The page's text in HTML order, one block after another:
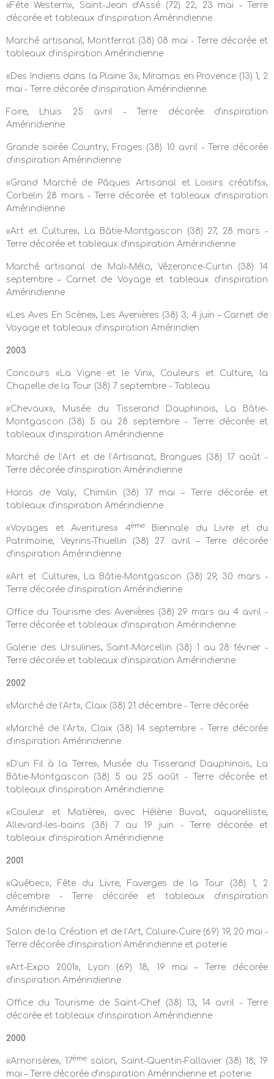
«Fête Western», Saint-Jean d’Assé (72) 22, 23 mai - Terre
décorée et tableaux d’inspiration Amérindienne
Marché artisanal, Montferrat (38) 08 mai - Terre décorée et
tableaux d’inspiration Amérindienne
«Des Indiens dans la Plaine 3», Miramas en Provence (13) 1, 2
mai - Terre décorée d’inspiration Amérindienne
Foire, Lhuis 25 avril - Terre décorée d’inspiration
Amérindienne
Grande soirée Country, Froges (38) 10 avril - Terre décorée
d’inspiration Amérindienne
«Grand Marché de Pâques Artisanal et Loisirs créatifs»,
Corbelin 28 mars - Terre décorée et tableaux d’inspiration
Amérindienne
«Art et Culture», La Bâtie-Montgascon (38) 27, 28 mars -
Terre décorée et tableaux d’inspiration Amérindienne
Marché artisanal de Mali-Mélo, Vézeronce-Curtin (38) 14
septembre – Carnet de Voyage et tableaux d’inspiration
Amérindienne
«Les Aves En Scène», Les Avenières (38) 3, 4 juin – Carnet de
Voyage et tableaux d’inspiration Amérindien
2003
Concours «La Vigne et le Vin», Couleurs et Culture, la
Chapelle de la Tour (38) 7 septembre - Tableau
«Chevaux», Musée du Tisserand Dauphinois, La Bâtie-
Montgascon (38) 5 au 28 septembre - Terre décorée et
tableaux d’inspiration Amérindienne
Marché de l’Art et de l’Artisanat, Brangues (38) 17 août -
Terre décorée d’inspiration Amérindienne
Haras de Valy, Chimilin (38) 17 mai – Terre décorée et
tableaux d’inspiration Amérindienne
«Voyages et Aventures» 4èmeBiennale du Livre et du
Patrimoine, Veyrins-Thuellin (38) 27 avril – Terre décorée
d’inspiration Amérindienne
«Art et Culture», La Bâtie-Montgascon (38) 29, 30 mars -
Terre décorée d’inspiration Amérindienne
Office du Tourisme des Avenières (38) 29 mars au 4 avril -
Terre décorée et tableaux d’inspiration Amérindienne
Galerie des Ursulines, Saint-Marcellin (38) 1 au 28 février -
Terre décorée et tableaux d’inspiration Amérindienne
2002
«Marché de l’Art», Claix (38) 21 décembre - Terre décorée
«Marché de l’Art», Claix (38) 14 septembre - Terre décorée
d’inspiration Amérindienne
«D’un Fil à la Terre», Musée du Tisserand Dauphinois, La
Bâtie-Montgascon (38) 5 au 25 août - Terre décorée et
tableaux d’inspiration Amérindienne
«Couleur et Matière», avec Hélène Buvat, aquarelliste,
Allevard-les-bains (38) 7 au 19 juin - Terre décorée et
tableaux d’inspiration Amérindienne
2001
«Québec», Fête du Livre, Faverges de la Tour (38) 1, 2
décembre - Terre décorée et tableaux d’inspiration
Amérindienne
Salon de la Création et de l’Art, Caluire-Cuire (69) 19, 20 mai -
Terre décorée d’inspiration Amérindienne et poterie
«Art-Expo 2001», Lyon (69) 18, 19 mai – Terre décorée
d’inspiration Amérindienne
Office du Tourisme de Saint-Chef (38) 13, 14 avril - Terre
décorée et tableaux d’inspiration Amérindienne
2000
«Arnorisère», 17ème
salon, Saint-Quentin-Fallavier (38) 18, 19
mai – Terre décorée d’inspiration Amérindienne et poterie